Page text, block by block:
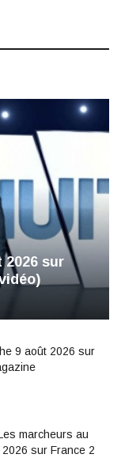
2026 sur
9 août 2026 sur
marcheurs au
sur France 2